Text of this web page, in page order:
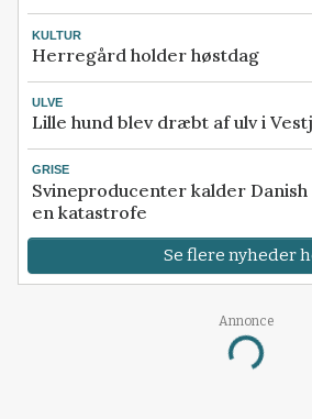
KULTUR
Herregård holder høstdag
ULVE
Lille hund blev dræbt af ulv i
GRISE
Svineproducenter kalder
en katastrofe
Se flere nyheder
Annonce
Loading...